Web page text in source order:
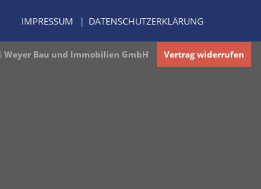
IMPRESSUM | DATENSCHUTZERKLÄRUNG
Weyer Bau und Immobilien GmbH Vertrag widerrufen